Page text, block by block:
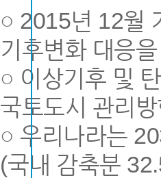
○ 2015년 12월
기후변화 대응
○ 이상기후 및
국토도시 관리
○ 우리나라는
(국내 감축분